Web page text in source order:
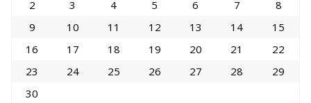
2
3 4 5 6 7
8
9
10 11 12 13 14
15
16
17 18 19 20 21
22
23
24 25 26 27 28
29
30